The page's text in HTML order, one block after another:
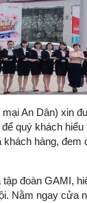
An Dân) xin
quý khách
hàng,
đoàn GAMI,
Nằm ngay cửa